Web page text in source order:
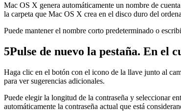
Mac OS X genera automáticamente un nombre de
la carpeta que Mac OS X crea en el disco duro del
Puede mantener el nombre corto predeterminado o
5Pulse de nuevo la pestaña. En el
Haga clic en el botón con el icono de la llave junto al
para ver sugerencias adicionales.
Puede elegir la longitud de la contraseña y seleccionar
automáticamente la contraseña actual que está